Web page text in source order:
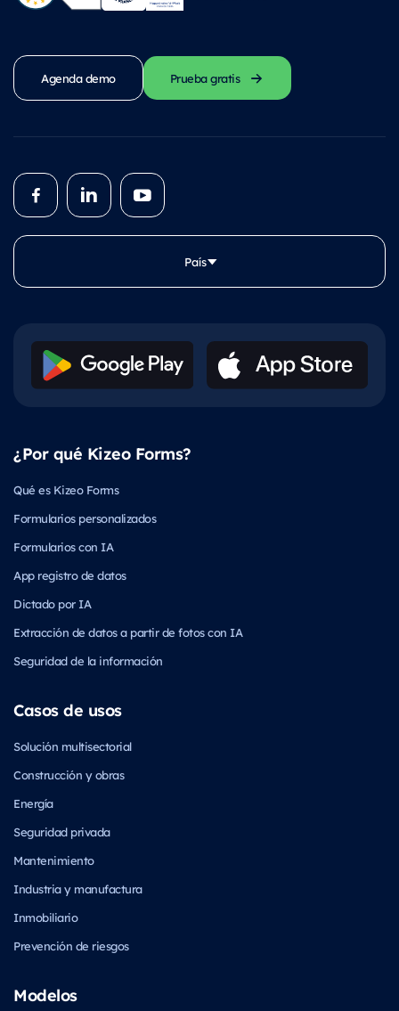
Agenda demo Prueba gratis
País
¿Por qué Kizeo Forms?
Qué es Kizeo Forms
Formularios personalizados
Formularios con IA
App registro de datos
Dictado por IA
Extracción de datos a partir de fotos con IA
Seguridad de la información
Casos de usos
Solución multisectorial
Construcción y obras
Energía
Seguridad privada
Mantenimiento
Industria y manufactura
Inmobiliario
Prevención de riesgos
Modelos